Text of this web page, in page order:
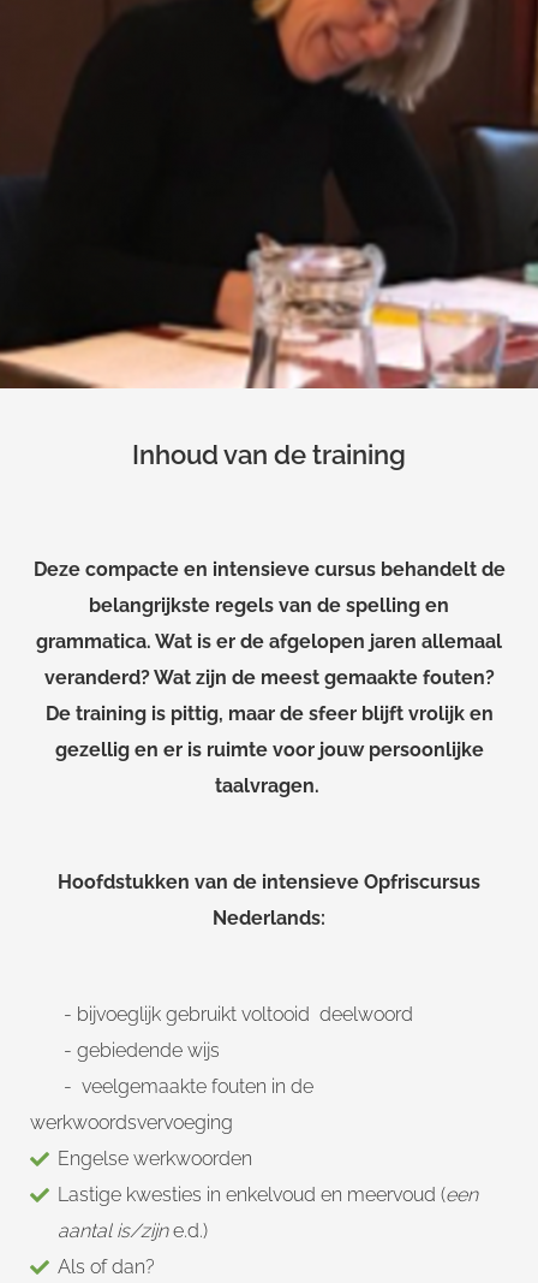
Inhoud van de training
Deze compacte en intensieve cursus behandelt de
belangrijkste regels van de spelling en
grammatica. Wat is er de afgelopen jaren allemaal
veranderd? Wat zijn de meest gemaakte fouten?
De training is pittig, maar de sfeer blijft vrolijk en
gezellig en er is ruimte voor jouw persoonlijke
taalvragen.
Hoofdstukken van de intensieve Opfriscursus
Nederlands:
- bijvoeglijk gebruikt voltooid deelwoord
- gebiedende wijs
- veelgemaakte fouten in de
werkwoordsvervoeging
Engelse werkwoorden
Lastige kwesties in enkelvoud en meervoud (een
aantal is/zijne.d.)
Als of dan?